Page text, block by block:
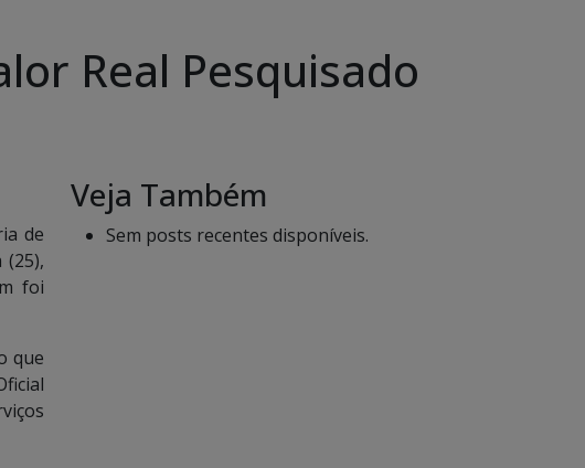
Real Pesquisado
de
(25),
foi
que
Veja Também
Sem posts recentes disponíveis.